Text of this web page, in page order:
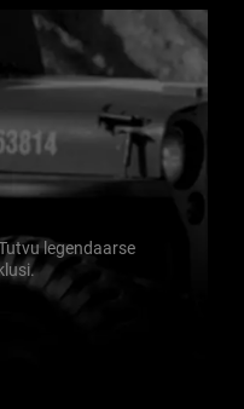
legendaarse